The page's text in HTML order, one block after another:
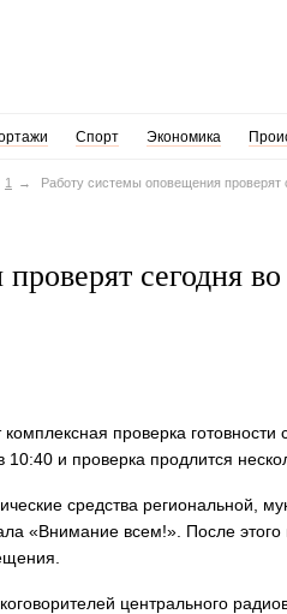
Спорт Экономика
1 Работу системы оповещения проверят
сегодня
проверка
и проверка продлится
средства региональной,
«Внимание всем!». После
центрального